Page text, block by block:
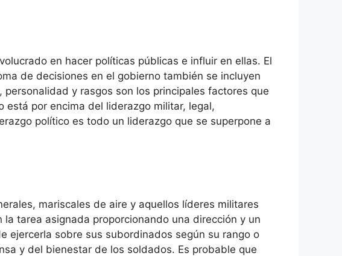
en hacer políticas públicas e influir en ellas. El
de decisiones en el gobierno también se incluyen
y rasgos son los principales factores que
por encima del liderazgo militar, legal,
político es todo un liderazgo que se superpone a
mariscales de aire y aquellos líderes militares
tarea asignada proporcionando una dirección y un
ejercerla sobre sus subordinados según su rango o
y del bienestar de los soldados. Es probable que